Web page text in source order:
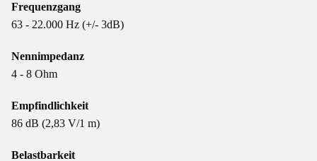
Frequenzgang
63 - 22.000 Hz (+/- 3dB)
Nennimpedanz
4 - 8 Ohm
Empfindlichkeit
86 dB (2,83 V/1 m)
Belastbarkeit